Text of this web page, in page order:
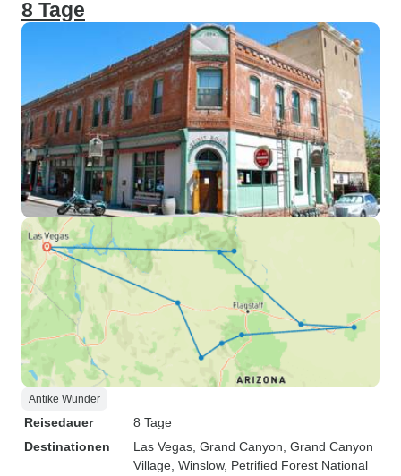
8 Tage
Antike Wunder
Reisedauer
8 Tage
Destinationen
Las Vegas , Grand Canyon , Grand Canyon
Village , Winslow, Petrified Forest National